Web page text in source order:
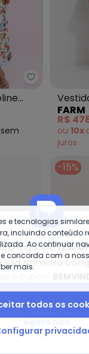
Angel -
sem
FARM
R$
ou 10x
juros
Farm -
-15%
e ganhe12%
sua primeira
e tecnologias
incluindo conteúdo
Ao continuar
concorda com a
mais.
todos os